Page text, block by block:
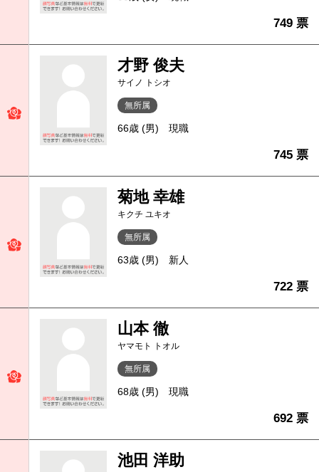
749 票
才野 俊夫
サイノ トシオ
無所属
66歳 (男) 現職
745 票
菊地 幸雄
キクチ ユキオ
無所属
63歳 (男) 新人
722 票
山本 徹
ヤマモト トオル
無所属
68歳 (男) 現職
692 票
池田 洋助